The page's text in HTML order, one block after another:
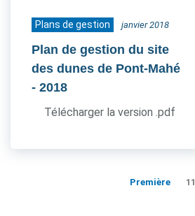
Plans de gestion janvier 2018
Plan de gestion du site
des dunes de Pont-Mahé
- 2018
Télécharger la version .pdf
Première 11